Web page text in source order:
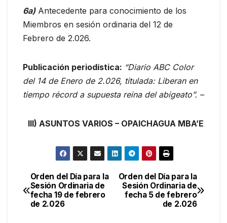
6a)Antecedente para conocimiento de los
Miembros en sesión ordinaria del 12 de
Febrero de 2.026.
Publicación periodística: “Diario ABC Color
del 14 de Enero de 2.026, titulada: Liberan en
tiempo récord a supuesta reina del abigeato”. –
III) ASUNTOS VARIOS – OPAICHAGUA MBA’E
Navegación
de
Orden del Día para la
Sesión Ordinaria de
fecha 5 de febrero
de 2.026
Orden del Día para la
Sesión Ordinaria de
fecha 19 de febrero
de 2.026